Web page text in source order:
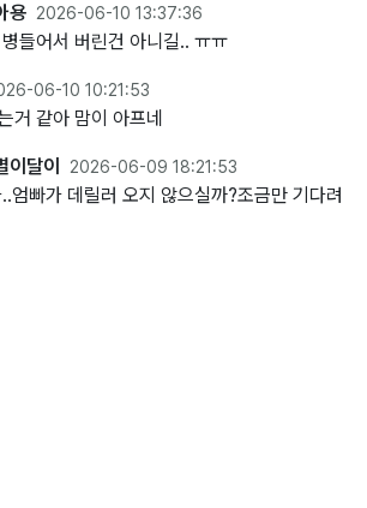
용 2026-06-10 13:37:36
들어서 버린건 아니길.. ㅠㅠ
06-10 10:21:53
거 같아 맘이 아프네
이달이 2026-06-09 18:21:53
엄빠가 데릴러 오지 않으실까?조금만 기다려